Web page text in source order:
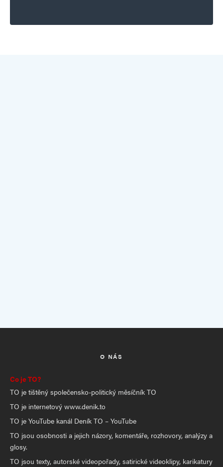
O NÁS
Co je TO?
TO je tištěný společensko-politický měsíčník TO
TO je internetový www.denik.to
TO je YouTube kanál Deník TO – YouTube
TO jsou osobnosti a jejich názory, komentáře, rozhovory, analýzy a
glosy.
TO jsou texty, autorské videopořady, satirické videoklipy, karikatury